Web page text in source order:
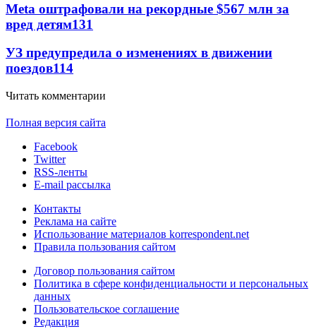
Meta оштрафовали на рекордные $567 млн за
вред детям131
УЗ предупредила о изменениях в движении
поездов114
Читать комментарии
Полная версия сайта
Facebook
Twitter
RSS-ленты
E-mail рассылка
Контакты
Реклама на сайте
Использование материалов korrespondent.net
Правила пользования сайтом
Договор пользования сайтом
Политика в сфере конфиденциальности и персональных
данных
Пользовательское соглашение
Редакция